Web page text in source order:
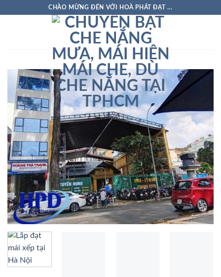
CHÀO MỪNG ĐẾN VỚI HOÀ PHÁT ĐẠT ...